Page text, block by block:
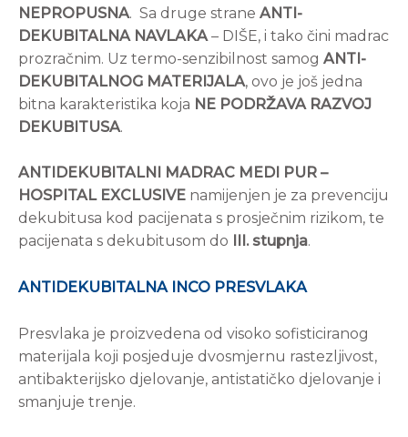
NEPROPUSNA. Sa druge strane ANTI-
DEKUBITALNA NAVLAKA – DIŠE, i tako čini madrac
prozračnim. Uz termo-senzibilnost samog ANTI-
DEKUBITALNOG MATERIJALA, ovo je još jedna
bitna karakteristika koja NE PODRŽAVA RAZVOJ
DEKUBITUSA.
ANTIDEKUBITALNI MADRAC MEDI PUR –
HOSPITAL EXCLUSIVE namijenjen je za prevenciju
dekubitusa kod pacijenata s prosječnim rizikom, te
pacijenata s dekubitusom do
III. stupnja.
ANTIDEKUBITALNA INCO PRESVLAKA
Presvlaka je proizvedena od visoko sofisticiranog
materijala koji posjeduje dvosmjernu rastezljivost,
antibakterijsko djelovanje, antistatičko djelovanje i
smanjuje trenje.